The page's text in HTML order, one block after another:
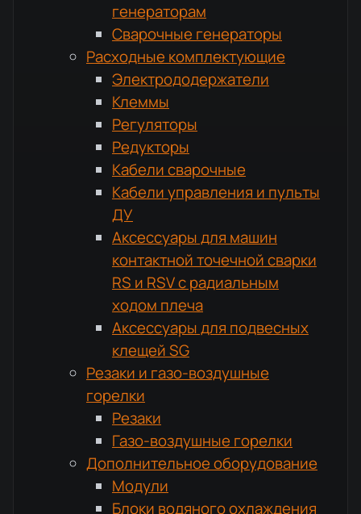
генераторам
Сварочные генераторы
Расходные комплектующие
Электрододержатели
Клеммы
Регуляторы
Редукторы
Кабели сварочные
Кабели управления и пульты
ДУ
Аксессуары для машин
контактной точечной сварки
RS и RSV с радиальным
ходом плеча
Аксессуары для подвесных
клещей SG
Резаки и газо-воздушные
горелки
Резаки
Газо-воздушные горелки
Дополнительное оборудование
Модули
Блоки водяного охлаждения